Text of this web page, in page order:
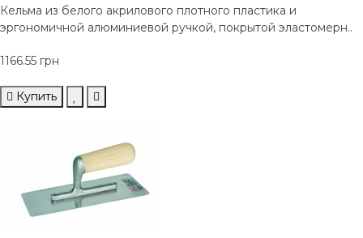
Кельма из белого акрилового плотного пластика и
эргономичной алюминиевой ручкой, покрытой эластомерн..
1166.55 грн
Купить